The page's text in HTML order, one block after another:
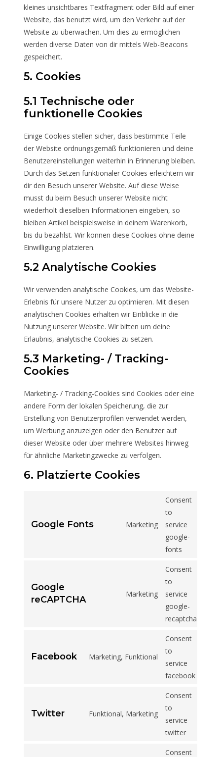
kleines unsichtbares Textfragment oder Bild auf einer
Website, das benutzt wird, um den Verkehr auf der
Website zu überwachen. Um dies zu ermöglichen
werden diverse Daten von dir mittels Web-Beacons
gespeichert.
5. Cookies
5.1 Technische oder
funktionelle Cookies
Einige Cookies stellen sicher, dass bestimmte Teile
der Website ordnungsgemäß funktionieren und deine
Benutzereinstellungen weiterhin in Erinnerung bleiben.
Durch das Setzen funktionaler Cookies erleichtern wir
dir den Besuch unserer Website. Auf diese Weise
musst du beim Besuch unserer Website nicht
wiederholt dieselben Informationen eingeben, so
bleiben Artikel beispielsweise in deinem Warenkorb,
bis du bezahlst. Wir können diese Cookies ohne deine
Einwilligung platzieren.
5.2 Analytische Cookies
Wir verwenden analytische Cookies, um das Website-
Erlebnis für unsere Nutzer zu optimieren. Mit diesen
analytischen Cookies erhalten wir Einblicke in die
Nutzung unserer Website. Wir bitten um deine
Erlaubnis, analytische Cookies zu setzen.
5.3 Marketing- / Tracking-
Cookies
Marketing- / Tracking-Cookies sind Cookies oder eine
andere Form der lokalen Speicherung, die zur
Erstellung von Benutzerprofilen verwendet werden,
um Werbung anzuzeigen oder den Benutzer auf
dieser Website oder über mehrere Websites hinweg
für ähnliche Marketingzwecke zu verfolgen.
6. Platzierte Cookies
Google Fonts Marketing
Consent
to
service
google-
fonts
Google
reCAPTCHA
Marketing
Consent
to
service
google-
recaptcha
Facebook Marketing, Funktional
Consent
to
service
facebook
Twitter Funktional, Marketing
Consent
to
service
twitter
Consent